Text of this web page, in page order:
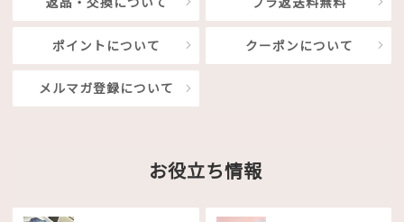
ポイントについて クーポンについて
メルマガ登録について
お役立ち情報